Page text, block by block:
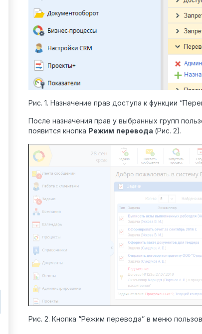
Рис. 1. Назначение прав доступа к функции
После назначения прав у выбранных групп
появится кнопка Режим перевода (Рис. 2).
Рис. 2. Кнопка “Режим перевода” в меню